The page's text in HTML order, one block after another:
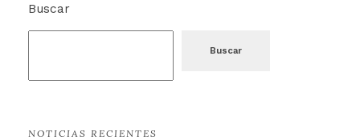
Buscar
Buscar
NOTICIAS RECIENTES